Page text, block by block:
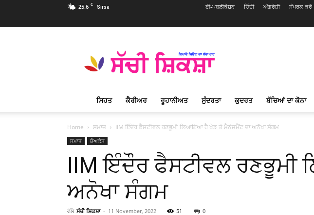
25.6 C Sirsa ਈ-ਪਬਲੀਕੇਸ਼ਨ ਹਿੰਦੀ ਅੰਗਰੇਜ਼ੀ ਸੰਪਰਕ ਕਰੋ
Shiksha
Punjabi
ਸ਼ਿਕਸ਼ਾ
ਪ੍ਰਸਿੱਧ
ਮੈਗਜ਼ੀਨ
ਸਿਹਤ ਕੈਰੀਅਰ ਰੂਹਾਨੀਅਤ ਸੁੰਦਰਤਾ ਕੁਦਰਤ ਬੱਚਿਆਂ ਦਾ ਕੋਨਾ
Home ਸਮਾਜ IIM ਇੰਦੌਰ ਫੈਸਟੀਵਲ ਰਣਭੂਮੀ ਲਿਆਇਆ ਹੈ ਖੇਡ ਤੇ ਮੈਨੇਜਮੈਂਟ ਦਾ ਅਨੋਖਾ ਸੰਗਮ
ਸਮਾਜ ਸ਼ੋਅਕੇਸ
IIM ਇੰਦੌਰ ਫੈਸਟੀਵਲ
ਅਨੋਖਾ ਸੰਗਮ
ਵੱਲੋ ਸੱਚੀ ਸ਼ਿਕਸ਼ਾ - 11 November, 2022 51 0